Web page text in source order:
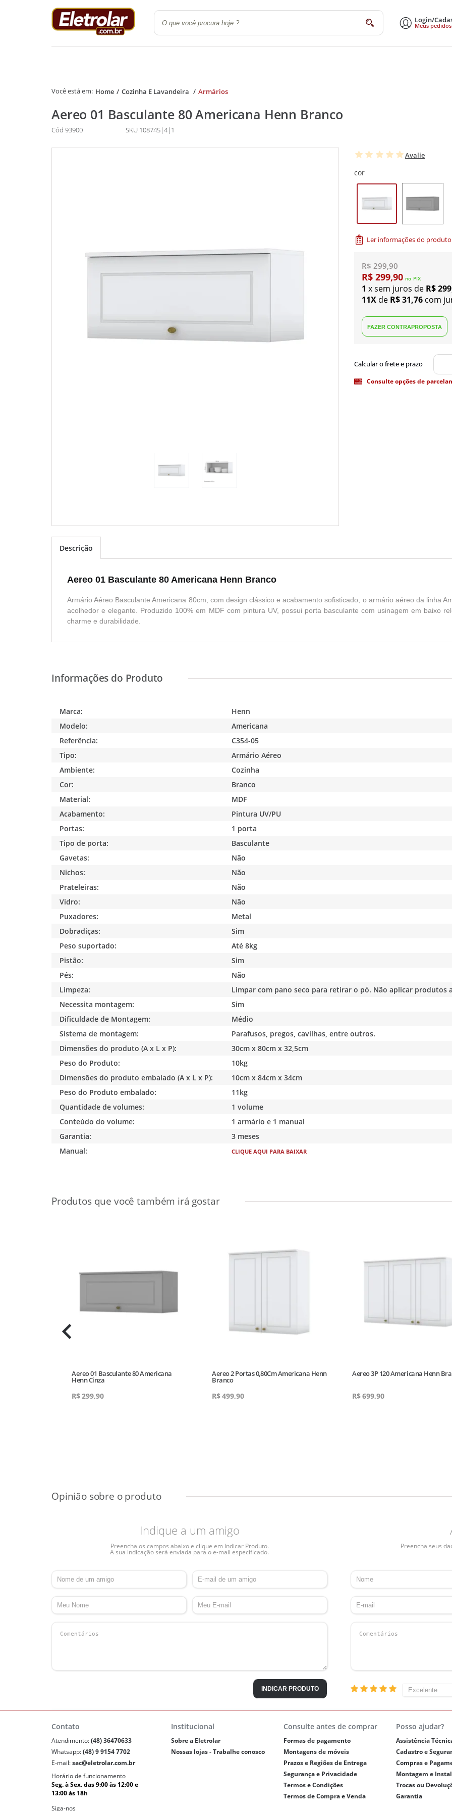
Login/
Meus pedidos
Quarto Utilidades Domésticas
Home Cozinha E Lavandeira Armários
Aereo 01 Basculante 80 Americana Henn Branco
Cód 93900 SKU 108745|4|1
Avalie
cor
Ler informações do produto
R$ 299,90
R$ 299,90 no PIX
1 x sem juros de R$
11X de R$ 31,76 com
Consulte opções de
Descrição
Aereo 01 Basculante 80 Americana Henn Branco
Armário Aéreo Basculante Americana 80cm, com design clássico e acabamento sofisticado, o armário aéreo da linha
acolhedor e elegante. Produzido 100% em MDF com pintura UV, possui porta basculante com usinagem em baixo
charme e durabilidade.
Marca:
Henn
Modelo:
Americana
Referência:
C354-05
Tipo:
Armário Aéreo
Ambiente:
Cozinha
Cor:
Branco
Material:
MDF
Acabamento:
Pintura UV/PU
Portas:
1 porta
Tipo de porta:
Basculante
Gavetas:
Não
Nichos:
Não
Prateleiras:
Não
Vidro:
Não
Puxadores:
Metal
Dobradiças:
Sim
Peso suportado:
Até 8kg
Pistão:
Sim
Pés:
Não
Limpeza:
Limpar com pano seco para retirar o pó. Não aplicar produtos
Necessita montagem:
Sim
Dificuldade de Montagem:
Médio
Sistema de montagem:
Parafusos, pregos, cavilhas, entre outros.
Dimensões do produto (A x L x P):
30cm x 80cm x 32,5cm
Peso do Produto:
10kg
Dimensões do produto embalado (A x L x P):
10cm x 84cm x 34cm
Peso do Produto embalado:
11kg
Quantidade de volumes:
1 volume
Conteúdo do volume:
1 armário e 1 manual
Garantia:
3 meses
Manual:
CLIQUE AQUI PARA BAIXAR
Aereo 01 Basculante 80 Americana
Henn Cinza
R$299,90
Aereo 2 Portas 0,80Cm Americana Henn
Branco
R$499,90
Aereo 3P 120 Americana Henn
R$699,90
Indique a um amigo
Preencha os campos abaixo e clique em Indicar Produto.
A sua indicação será enviada para o e-mail especificado.
INDICAR PRODUTO
Preencha seus
Contato
Atendimento:(48) 36470633
Whatsapp:(48) 9 9154 7702
E-mail:sac@eletrolar.com.br
Horário de funcionamento
Seg. à Sex. das 9:00 às 12:00 e
13:00 às 18h
Siga-nos
Institucional
Sobre a Eletrolar
Nossas lojas - Trabalhe conosco
Consulte antes de comprar
Formas de pagamento
Montagens de móveis
Prazos e Regiões de Entrega
Segurança e Privacidade
Termos e Condições
Termos de Compra e Venda
Posso ajudar?
Assistência
Cadastro e
Compras e
Montagem e
Trocas ou
Garantia